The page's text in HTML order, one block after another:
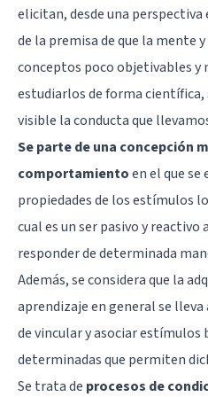
elicitan, desde una
de la premisa de que la mente
conceptos poco objetivables y
estudiarlos de forma
visible la conducta que
Se parte de una concepción
comportamientoen el que se
propiedades de los estímulos
cual es un ser pasivo y reactivo
responder de determinada
Además, se considera que la
aprendizaje en general se lleva
de vincular y asociar estímulos
determinadas que permiten
Se trata de procesos de